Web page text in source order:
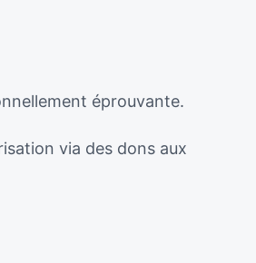
éprouvante.
via des dons aux